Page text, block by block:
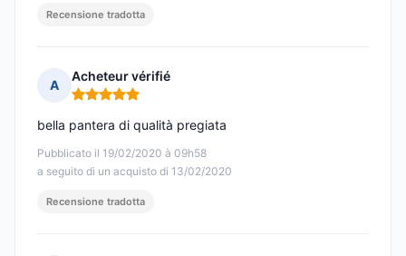
Recensione tradotta
A
Acheteur vérifié
Nota: 5 su 5
Pubblicato il 19/02/2020 à 09h58
a seguito di un acquisto di 13/02/2020
bella pantera di qualità pregiata
Recensione tradotta